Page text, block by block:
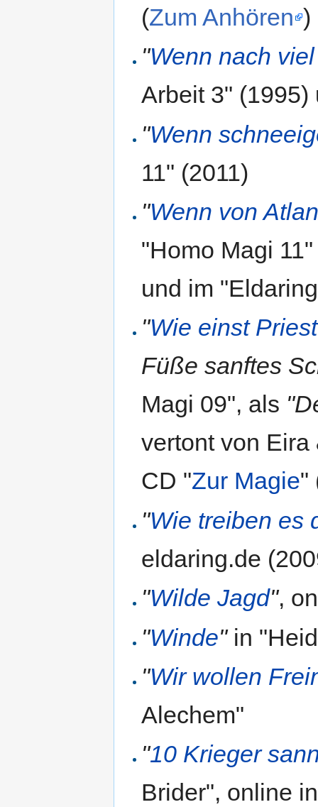
(Zum Anhören )
"Wenn nach
Arbeit 3"
"Wenn
11" (2011)
"Wenn von
"Homo Magi
und im
"Wie einst
Füße sanftes
Magi 09", als
vertont von
CD "Zur Magie"
"Wie treiben es
eldaring.de
"Wilde Jagd",
"Winde"in
"Wir wollen
Alechem"
"10 Krieger
Brider", online